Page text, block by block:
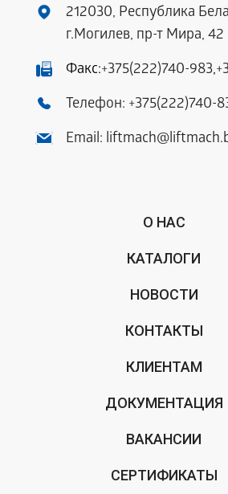
212030, Республика
г.Могилев, пр-т Мира, 42
Факс:+375(222)740-983,
Телефон: +375(222)740-
Email:
О НАС
КАТАЛОГИ
НОВОСТИ
КОНТАКТЫ
КЛИЕНТАМ
ДОКУМЕНТАЦИЯ
ВАКАНСИИ
СЕРТИФИКАТЫ